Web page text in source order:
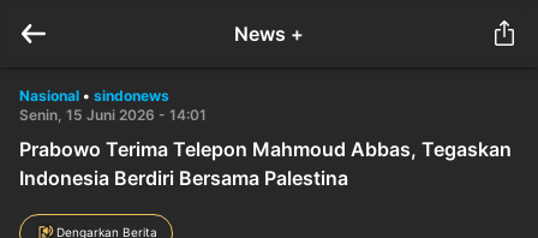
News +
Nasional • sindonews
Senin, 15 Juni 2026 - 14:01
Prabowo Terima Telepon Mahmoud Abbas, Tegaskan
Indonesia Berdiri Bersama Palestina
Dengarkan Berita